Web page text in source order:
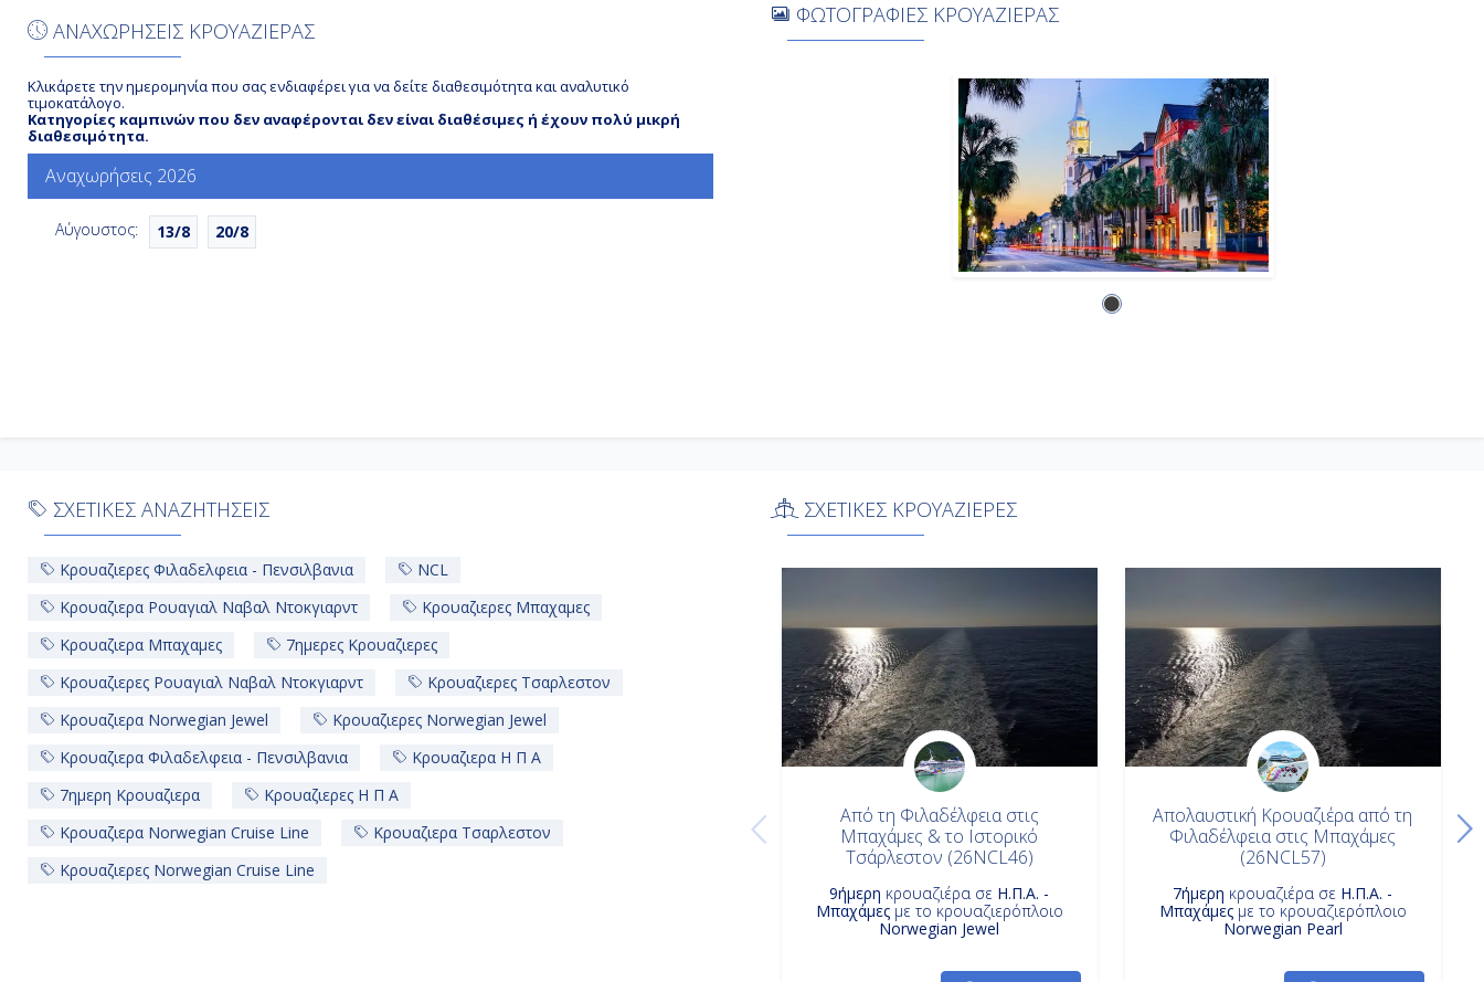
ΑΝΑΧΩΡΗΣΕΙΣ ΚΡΟΥΑΖΙΕΡΑΣ
Κλικάρετε την ημερομηνία που σας ενδιαφέρει για να δείτε διαθεσιμότητα και αναλυτικό
τιμοκατάλογο.
Κατηγορίες καμπινών που δεν αναφέρονται δεν είναι διαθέσιμες ή έχουν πολύ μικρή
διαθεσιμότητα.
Αναχωρήσεις 2026
Αύγουστος: 13/8 20/8
ΦΩΤΟΓΡΑΦΙΕΣ ΚΡΟΥΑΖΙΕΡΑΣ
ΣΧΕΤΙΚΕΣ ΑΝΑΖΗΤΗΣΕΙΣ
Κρουαζιερες Φιλαδελφεια - Πενσιλβανια
NCL
Κρουαζιερα Ρουαγιαλ Ναβαλ Ντοκγιαρντ
Κρουαζιερες Μπαχαμες
Κρουαζιερα Μπαχαμες
7ημερες Κρουαζιερες
Κρουαζιερες Ρουαγιαλ Ναβαλ Ντοκγιαρντ
Κρουαζιερες Τσαρλεστον
Κρουαζιερα Norwegian Jewel
Κρουαζιερες Norwegian Jewel
Κρουαζιερα Φιλαδελφεια - Πενσιλβανια
Κρουαζιερα Η Π Α
7ημερη Κρουαζιερα
Κρουαζιερες Η Π Α
Κρουαζιερα Norwegian Cruise Line
Κρουαζιερα Τσαρλεστον
Κρουαζιερες Norwegian Cruise Line
ΣΧΕΤΙΚΕΣ ΚΡΟΥΑΖΙΕΡΕΣ
Από τη Φιλαδέλφεια στις
Μπαχάμες & το Ιστορικό
Τσάρλεστον (26NCL46)
9ήμερη κρουαζιέρα σε Η.Π.Α. -
Μπαχάμεςμε το κρουαζιερόπλοιο
Norwegian Jewel
Απολαυστική Κρουαζιέρα από τη
Φιλαδέλφεια στις Μπαχάμες
(26NCL57)
7ήμερη κρουαζιέρα σε Η.Π.Α. -
Μπαχάμεςμε το κρουαζιερόπλοιο
Norwegian Pearl